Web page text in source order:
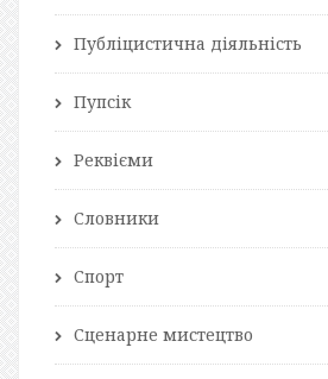
Публіцистична діяльність
Пупсік
Реквієми
Словники
Спорт
Сценарне мистецтво